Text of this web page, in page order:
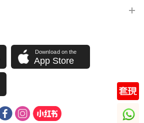
Download on the
App Store